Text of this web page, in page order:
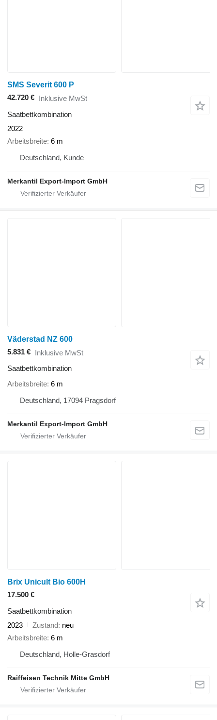
SMS Severit 600 P
42.720 € Inklusive MwSt
Saatbettkombination
2022
Arbeitsbreite 6 m
Deutschland, Kunde
Merkantil Export-Import GmbH
Väderstad NZ 600
5.831 € Inklusive MwSt
Saatbettkombination
Arbeitsbreite 6 m
Deutschland, 17094 Pragsdorf
Merkantil Export-Import GmbH
Brix Unicult Bio 600H
17.500 €
Saatbettkombination
2023
Zustand neu
Arbeitsbreite 6 m
Deutschland, Holle-Grasdorf
Raiffeisen Technik Mitte GmbH